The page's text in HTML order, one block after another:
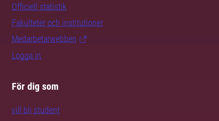
Officiell statistik
Fakulteter och institutioner
Medarbetarwebben
Logga in
För dig som
vill bli student